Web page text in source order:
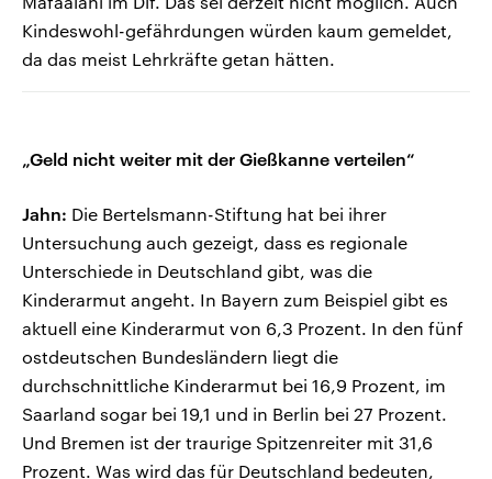
Kindeswohl-gefährdungen würden kaum gemeldet,
da das meist Lehrkräfte getan hätten.
„Geld nicht weiter mit der Gießkanne verteilen“
Jahn: Die Bertelsmann-Stiftung hat bei ihrer
Untersuchung auch gezeigt, dass es regionale
Unterschiede in Deutschland gibt, was die
Kinderarmut angeht. In Bayern zum Beispiel gibt es
aktuell eine Kinderarmut von 6,3 Prozent. In den fünf
ostdeutschen Bundesländern liegt die
durchschnittliche Kinderarmut bei 16,9 Prozent, im
Saarland sogar bei 19,1 und in Berlin bei 27 Prozent.
Und Bremen ist der traurige Spitzenreiter mit 31,6
Prozent. Was wird das für Deutschland bedeuten,